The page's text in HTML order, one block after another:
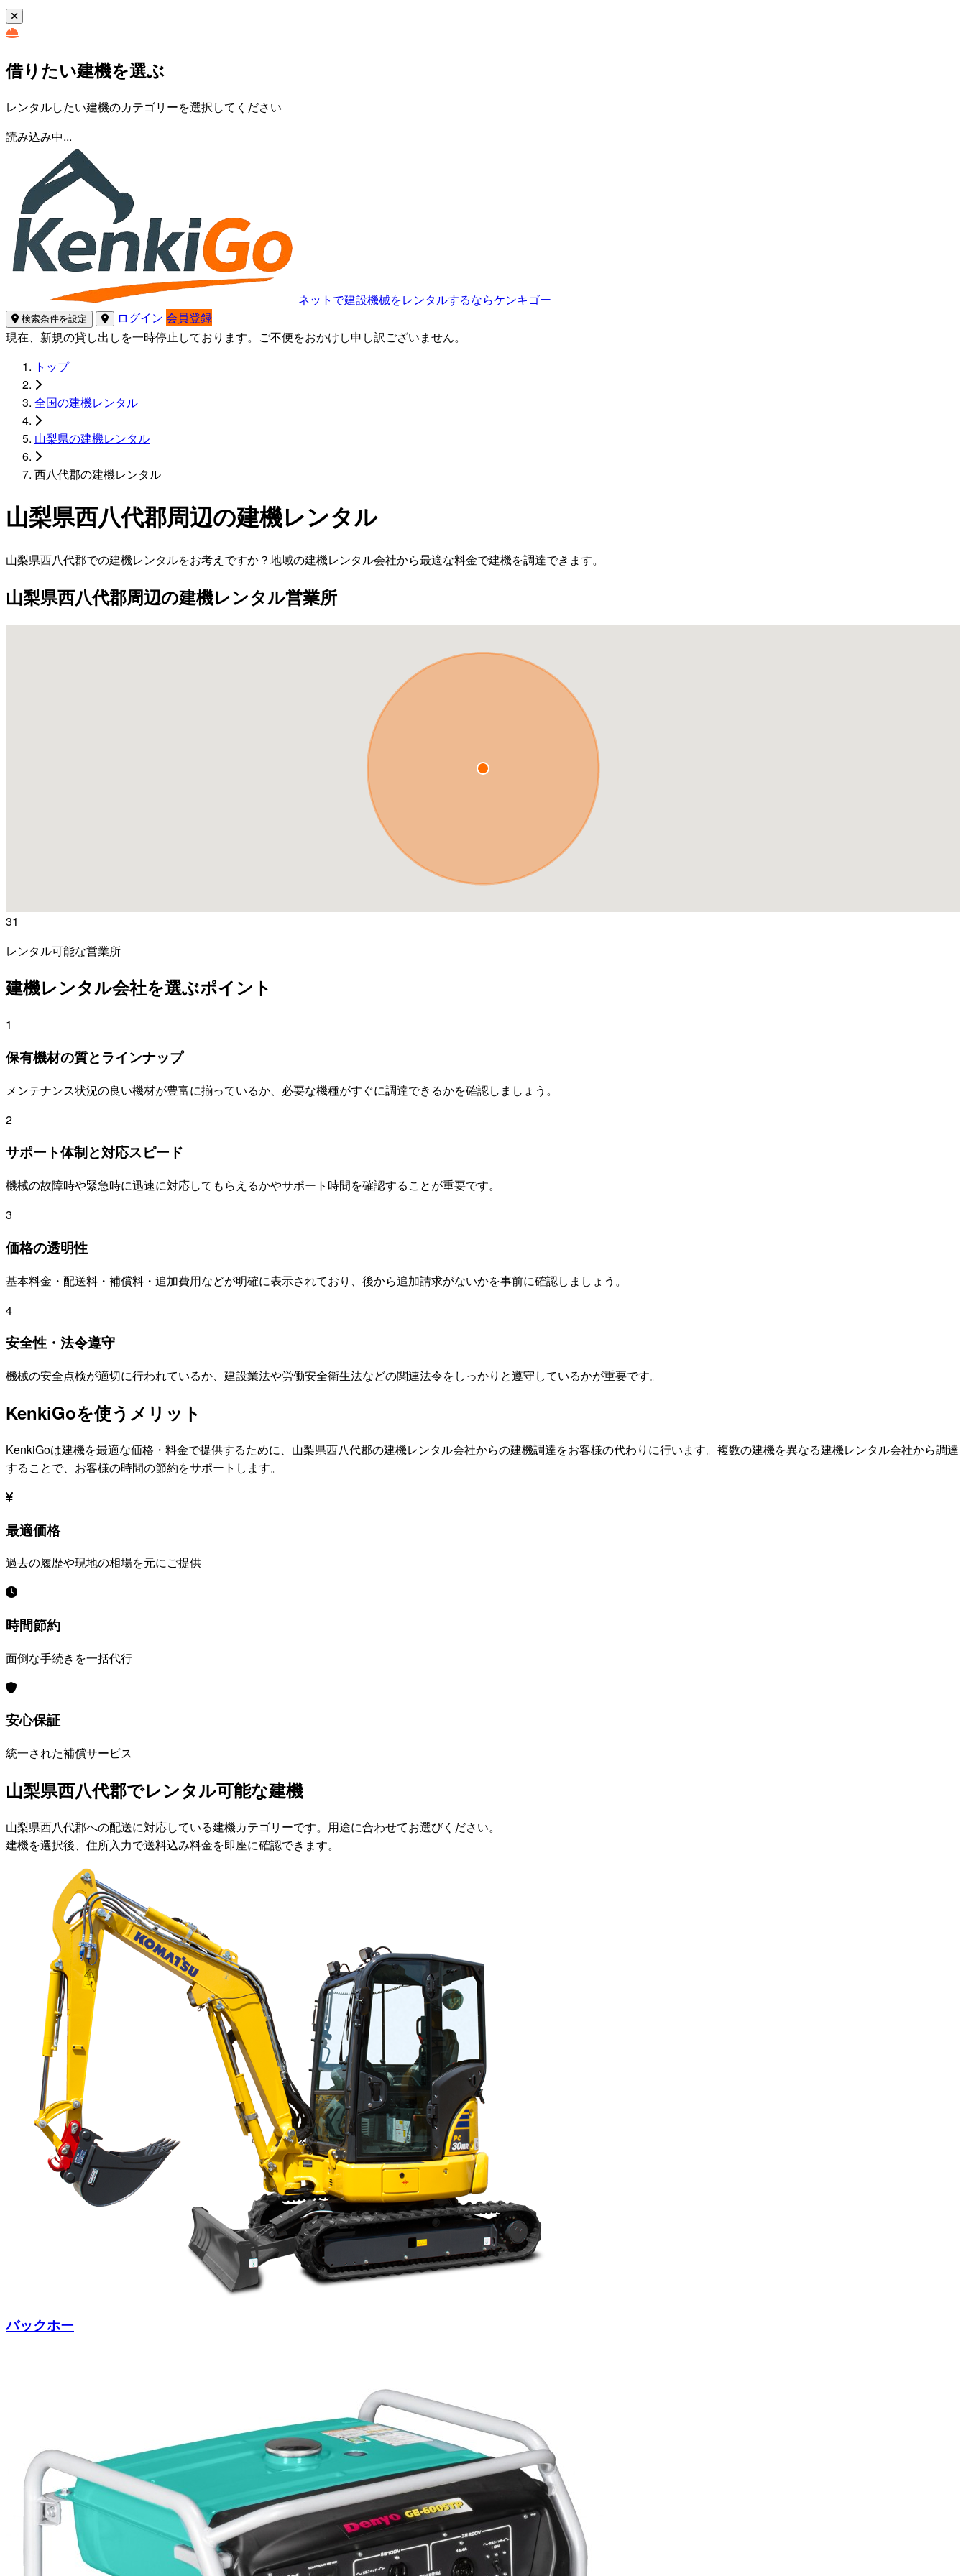
借りたい建機を選ぶ
レンタルしたい建機のカテゴリーを選択してください
読み込み中...
ネットで建設機械をレンタルするならケンキゴー
検索条件を設定 ログイン 会員登録
現在、新規の貸し出しを一時停止しております。ご不便をおかけし申し訳ございません。
トップ
全国の建機レンタル
山梨県の建機レンタル
西八代郡の建機レンタル
山梨県西八代郡周辺の建機レンタル
山梨県西八代郡での建機レンタルをお考えですか？地域の建機レンタル会社から最適な料金で建機を調達できます。
山梨県西八代郡周辺の建機レンタル営業所
31
レンタル可能な営業所
建機レンタル会社を選ぶポイント
1
保有機材の質とラインナップ
メンテナンス状況の良い機材が豊富に揃っているか、必要な機種がすぐに調達できるかを確認しましょう。
2
サポート体制と対応スピード
機械の故障時や緊急時に迅速に対応してもらえるかやサポート時間を確認することが重要です。
3
価格の透明性
基本料金・配送料・補償料・追加費用などが明確に表示されており、後から追加請求がないかを事前に確認しましょう。
4
安全性・法令遵守
機械の安全点検が適切に行われているか、建設業法や労働安全衛生法などの関連法令をしっかりと遵守しているかが重要です。
KenkiGoを使うメリット
KenkiGoは建機を最適な価格・料金で提供するために、 山梨県西八代郡の建機レンタル会社からの建機調達をお客様の代わりに行います。複数の建機を異なる建機レンタル会社から調達
することで、お客様の時間の節約をサポートします。
最適価格
過去の履歴や現地の相場を元にご提供
時間節約
面倒な手続きを一括代行
安心保証
統一された補償サービス
山梨県西八代郡でレンタル可能な建機
山梨県西八代郡への配送に対応している建機カテゴリーです。用途に合わせてお選びください。
建機を選択後、住所入力で送料込み料金を即座に確認できます。
バックホー